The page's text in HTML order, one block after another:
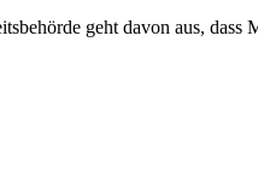
geht davon aus, dass